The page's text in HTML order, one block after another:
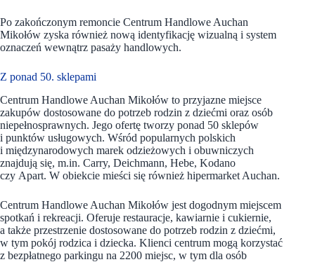
Po zakończonym remoncie Centrum Handlowe Auchan
Mikołów zyska również nową identyfikację wizualną i system
oznaczeń wewnątrz pasaży handlowych.
Z ponad 50. sklepami
Centrum Handlowe Auchan Mikołów to przyjazne miejsce
zakupów dostosowane do potrzeb rodzin z dziećmi oraz osób
niepełnosprawnych. Jego ofertę tworzy ponad 50 sklepów
i punktów usługowych. Wśród popularnych polskich
i międzynarodowych marek odzieżowych i obuwniczych
znajdują się, m.in. Carry, Deichmann, Hebe, Kodano
czy Apart. W obiekcie mieści się również hipermarket Auchan.
Centrum Handlowe Auchan Mikołów jest dogodnym miejscem
spotkań i rekreacji. Oferuje restauracje, kawiarnie i cukiernie,
a także przestrzenie dostosowane do potrzeb rodzin z dziećmi,
w tym pokój rodzica i dziecka. Klienci centrum mogą korzystać
z bezpłatnego parkingu na 2200 miejsc, w tym dla osób